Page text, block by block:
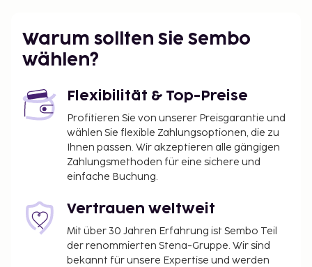
Warum sollten Sie Sembo
wählen?
Flexibilität & Top-Preise
Profitieren Sie von unserer Preisgarantie und
wählen Sie flexible Zahlungsoptionen, die zu
Ihnen passen. Wir akzeptieren alle gängigen
Zahlungsmethoden für eine sichere und
einfache Buchung.
Vertrauen weltweit
Mit über 30 Jahren Erfahrung ist Sembo Teil
der renommierten Stena-Gruppe. Wir sind
bekannt für unsere Expertise und werden